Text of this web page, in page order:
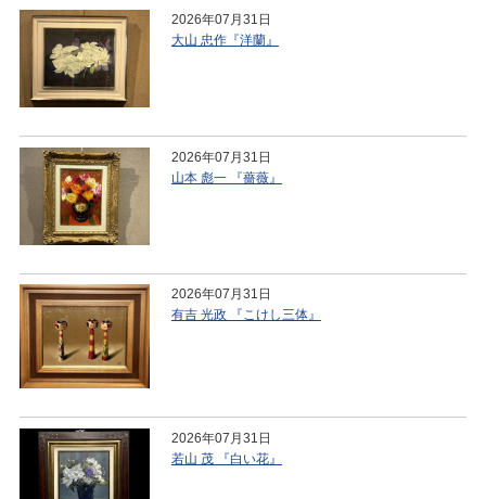
2026年07月31日
大山 忠作『洋蘭』
2026年07月31日
山本 彪一 『薔薇』
2026年07月31日
有吉 光政 『こけし三体』
2026年07月31日
若山 茂 『白い花』